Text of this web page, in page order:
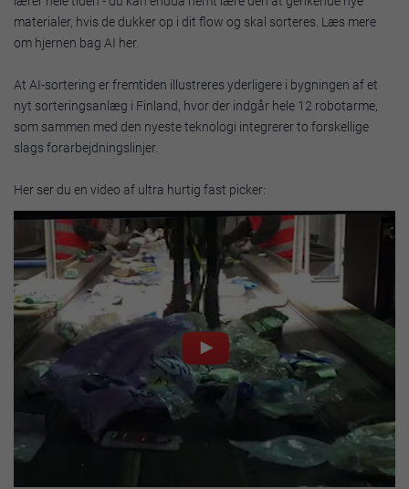
materialer, hvis de dukker op i dit flow og skal sorteres. Læs mere
om hjernen bag AI her.
At AI-sortering er fremtiden illustreres yderligere i bygningen af et
nyt sorteringsanlæg i Finland, hvor der indgår hele 12 robotarme,
som sammen med den nyeste teknologi integrerer to forskellige
slags forarbejdningslinjer.
Her ser du en video af ultra hurtig fast picker: